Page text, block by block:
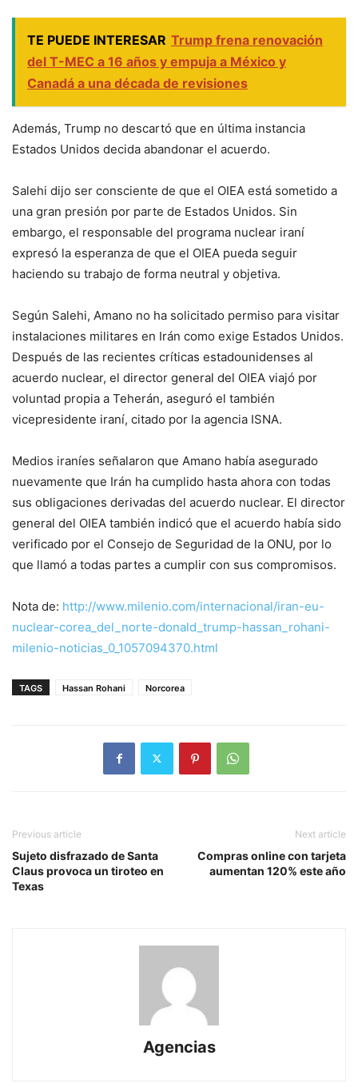
TE PUEDE INTERESAR Trump frena renovación
del T-MEC a 16 años y empuja a México y
Canadá a una década de revisiones
Además, Trump no descartó que en última instancia
Estados Unidos decida abandonar el acuerdo.
Salehi dijo ser consciente de que el OIEA está sometido a
una gran presión por parte de Estados Unidos. Sin
embargo, el responsable del programa nuclear iraní
expresó la esperanza de que el OIEA pueda seguir
haciendo su trabajo de forma neutral y objetiva.
Según Salehi, Amano no ha solicitado permiso para visitar
instalaciones militares en Irán como exige Estados Unidos.
Después de las recientes críticas estadounidenses al
acuerdo nuclear, el director general del OIEA viajó por
voluntad propia a Teherán, aseguró el también
vicepresidente iraní, citado por la agencia ISNA.
Medios iraníes señalaron que Amano había asegurado
nuevamente que Irán ha cumplido hasta ahora con todas
sus obligaciones derivadas del acuerdo nuclear. El director
general del OIEA también indicó que el acuerdo había sido
verificado por el Consejo de Seguridad de la ONU, por lo
que llamó a todas partes a cumplir con sus compromisos.
Nota de: http://www.milenio.com/internacional/iran-eu-
nuclear-corea_del_norte-donald_trump-hassan_rohani-
milenio-noticias_0_1057094370.html
TAGS Hassan Rohani Norcorea
Previous article
Sujeto disfrazado de Santa
Claus provoca un tiroteo en
Texas
Next article
Compras online con tarjeta
aumentan 120% este año
Agencias